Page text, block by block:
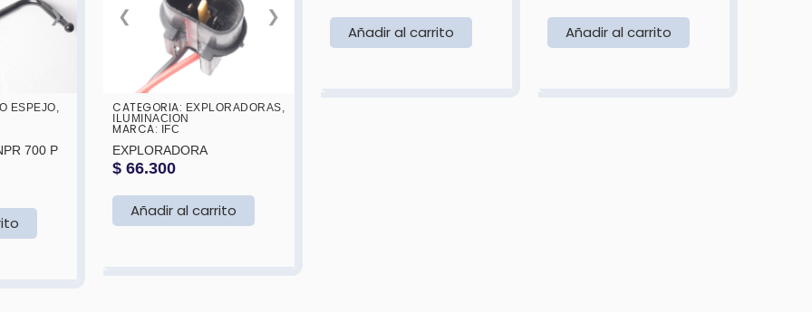
❯
ESPEJO,
❮ ❯
CATEGORIA: EXPLORADORAS,
ILUMINACION
MARCA: IFC
EXPLORADORA
$ 66.300
Añadir al carrito
Añadir al carrito Añadir al carrito